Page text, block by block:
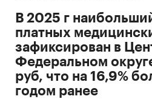
В 2025 г
платных
зафиксирован в
Федеральном
руб, что на 16,9%
годом ранее